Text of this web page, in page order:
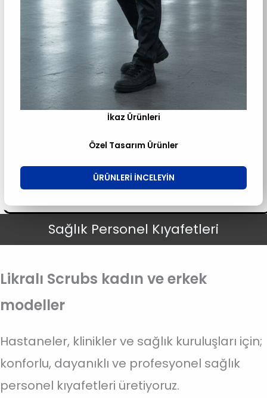
İkaz Ürünleri
Özel Tasarım Ürünler
ÜRÜNLERI INCELEYIN
Sağlık Personel Kıyafetleri
Likralı Scrubs kadın ve erkek
modeller
Hastaneler, klinikler ve sağlık kuruluşları için;
konforlu, dayanıklı ve profesyonel sağlık
personel kıyafetleri üretiyoruz.